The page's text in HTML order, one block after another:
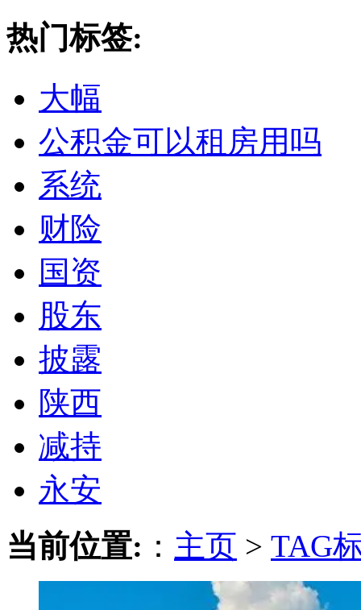
热门标签:
大幅
公积金可以租房用吗
系统
财险
国资
股东
披露
陕西
减持
永安
当前位置: ： 主页 > TAG